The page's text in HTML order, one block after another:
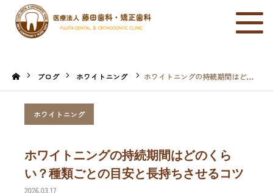
ブログ ホワイトニング ホワイトニングの持続期間はどのくらい？種類ごとの目安と長持ちさせるコツ
ホワイトニング
ホワイトニングの持続期間はどのくら
い？種類ごとの目安と長持ちさせるコツ
2026.03.17
診療メニュー
院長・医師
料金表
初めての方へ